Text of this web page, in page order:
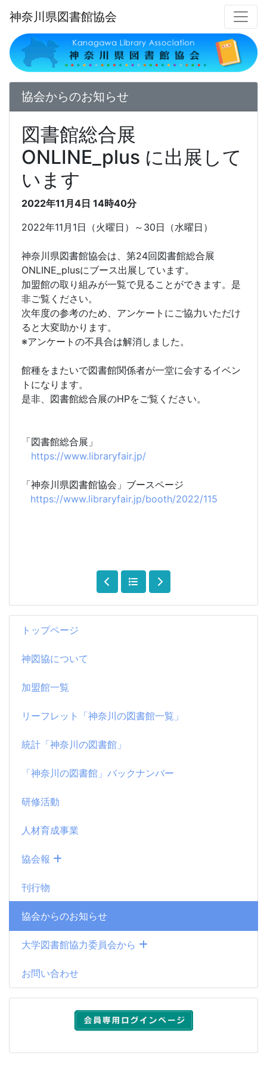
神奈川県図書館協会
トップページ
神図協について
加盟館一覧
リーフレット「神奈川の図書館一覧」
統計「神奈川の図書館」
「神奈川の図書館」バックナンバー
研修活動
人材育成事業
協会報
刊行物
協会からのお知らせ
大学図書館協力委員会から
お問い合わせ
協会からのお知らせ
図書館総合展
ONLINE_plus に出展して
います
2022年11月4日 14時40分
2022年11月1日（火曜日）～30日（水曜日）
神奈川県図書館協会は、第24回図書館総合展
ONLINE_plusにブース出展しています。
加盟館の取り組みが一覧で見ることができます。是
非ご覧ください。
次年度の参考のため、アンケートにご協力いただけ
ると大変助かります。
※アンケートの不具合は解消しました。
館種をまたいで図書館関係者が一堂に会するイベン
トになります。
是非、図書館総合展のHPをご覧ください。
「図書館総合展」
https://www.libraryfair.jp/
「神奈川県図書館協会」ブースページ
https://www.libraryfair.jp/booth/2022/115